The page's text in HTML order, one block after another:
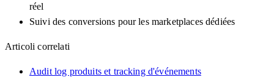
réel
Suivi des conversions pour les marketplaces dédiées
Articoli correlati
Audit log produits et tracking d'événements